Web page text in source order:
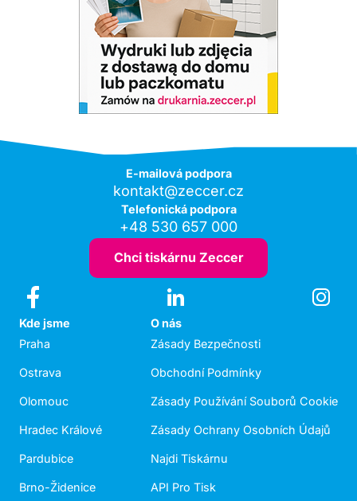
E-mailová podpora
kontakt@zeccer.cz
Telefonická podpora
+48 530 657 000
Chci tiskárnu Zeccer
Kde jsme
Praha
Ostrava
Olomouc
Hradec Králové
Pardubice
Brno-Židenice
O nás
Zásady Bezpečnosti
Obchodní Podmínky
Zásady Používání Souborů Cookie
Zásady Ochrany Osobních Údajů
Najdi Tiskárnu
API Pro Tisk